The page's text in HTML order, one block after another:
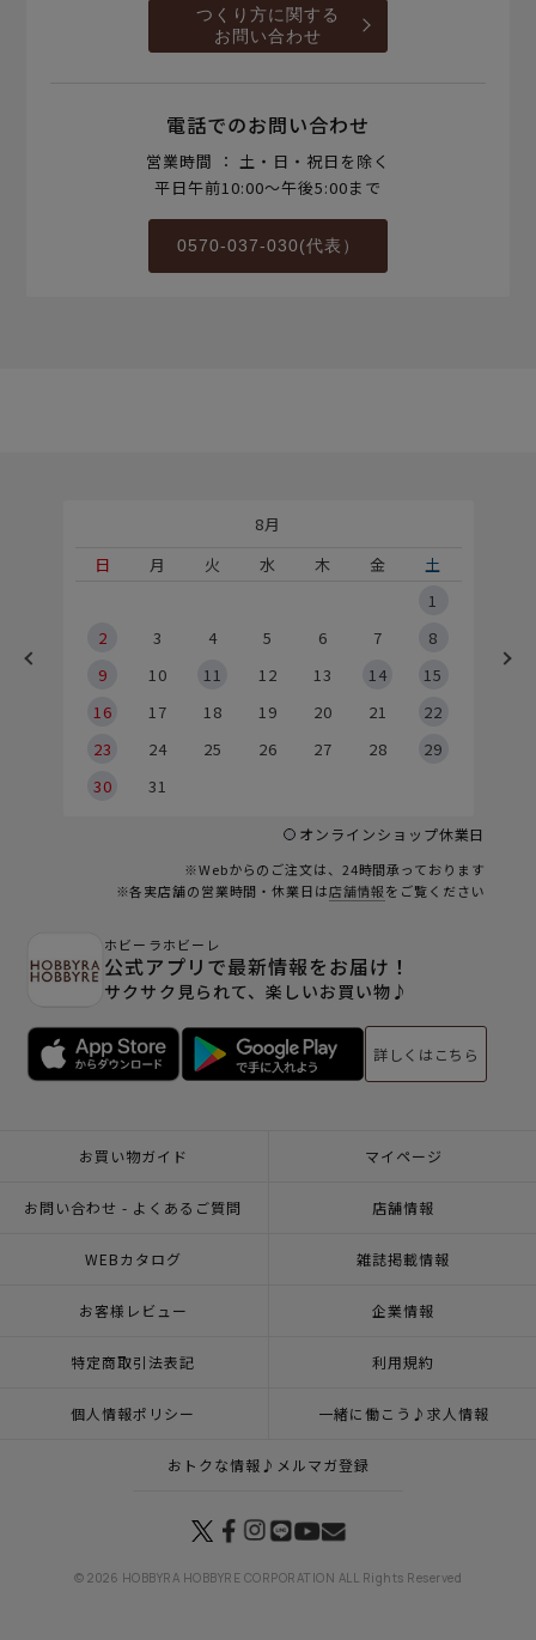
つくり方に関する
お問い合わせ
電話でのお問い合わせ
営業時間 ： 土・日・祝日を除く
平日午前10:00～午後5:00まで
0570-037-030(代表）
8月
日
月 火 水 木 金
土
1
2
3 4 5 6 7
8
9
10 11 12 13 14
15
16
17 18 19 20 21
22
23
24 25 26 27 28
29
30
31
オンラインショップ休業日
※Webからのご注文は、24時間承っております
※各実店舗の営業時間・休業日は店舗情報をご覧ください
ホビーラホビーレ
公式アプリで最新情報をお届け！
サクサク見られて、楽しいお買い物♪
詳しくはこちら
お買い物ガイド マイページ
お問い合わせ - よくあるご質問 店舗情報
WEBカタログ 雑誌掲載情報
お客様レビュー 企業情報
特定商取引法表記 利用規約
個人情報ポリシー 一緒に働こう♪求人情報
おトクな情報♪メルマガ登録
© 2026 HOBBYRA HOBBYRE CORPORATION ALL Rights Reserved